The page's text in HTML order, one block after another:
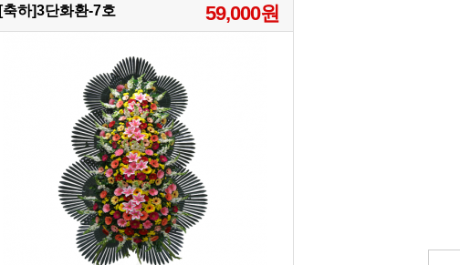
[축하]3단화환-7호 59,000원